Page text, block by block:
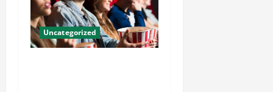
Uncategorized